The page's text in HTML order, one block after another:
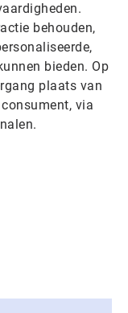
behouden,
bieden. Op
plaats van
via